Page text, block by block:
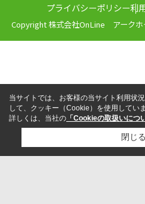
プライバシーポリシー利
Copyright 株式会社OnLine アーク
当サイトでは、お客様の当サイト利用状
して、クッキー（Cookie）を使用していま
詳しくは、当社の 「Cookieの取扱いにつ
閉じる